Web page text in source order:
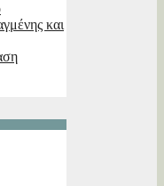
και